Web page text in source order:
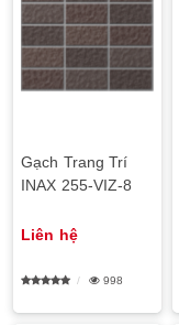
Gạch Trang Trí
INAX 255-VIZ-8
Liên hệ
998